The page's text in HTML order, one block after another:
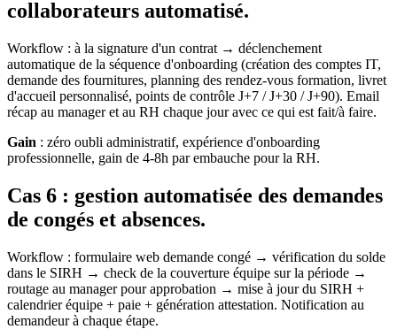
collaborateurs automatisé.
Workflow : à la signature d'un contrat → déclenchement
automatique de la séquence d'onboarding (création des comptes IT,
demande des fournitures, planning des rendez-vous formation, livret
d'accueil personnalisé, points de contrôle J+7 / J+30 / J+90). Email
récap au manager et au RH chaque jour avec ce qui est fait/à faire.
Gain : zéro oubli administratif, expérience d'onboarding
professionnelle, gain de 4-8h par embauche pour la RH.
Cas 6 : gestion automatisée des demandes
de congés et absences.
Workflow : formulaire web demande congé → vérification du solde
dans le SIRH → check de la couverture équipe sur la période →
routage au manager pour approbation → mise à jour du SIRH +
calendrier équipe + paie + génération attestation. Notification au
demandeur à chaque étape.